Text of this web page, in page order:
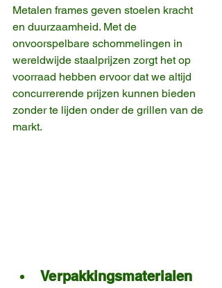
Metalen frames geven stoelen kracht
en duurzaamheid. Met de
onvoorspelbare schommelingen in
wereldwijde staalprijzen zorgt het op
voorraad hebben ervoor dat we altijd
concurrerende prijzen kunnen bieden
zonder te lijden onder de grillen van de
markt.
Verpakkingsmaterialen